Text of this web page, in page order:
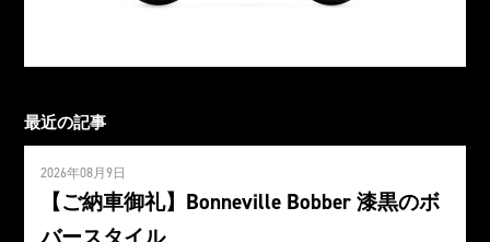
最近の記事
2026年08月9日
【ご納車御礼】Bonneville Bobber 漆黒のボ